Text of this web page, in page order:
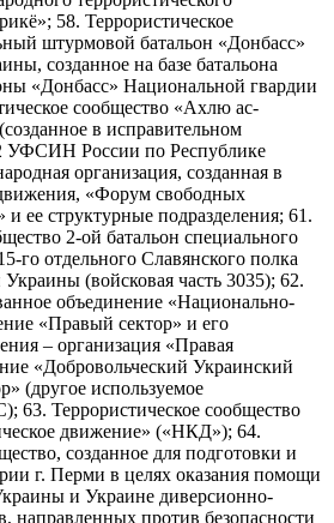
58. Террористическое
штурмовой батальон «Донбасс»
созданное на базе батальона
«Донбасс» Национальной гвардии
сообщество «Ахлю ас-
в исправительном
России по Республике
организация, созданная в
«Форум свободных
и ее структурные подразделения; 61.
2-ой батальон специального
го отдельного Славянского полка
(войсковая часть 3035); 62.
объединение «Национально-
«Правый сектор» и его
– организация «Правая
«Добровольческий Украинский
(другое используемое
Террористическое сообщество
движение» («НКД»); 64.
созданное для подготовки и
г. Перми в целях оказания помощи
и Украине диверсионно-
направленных против безопасности